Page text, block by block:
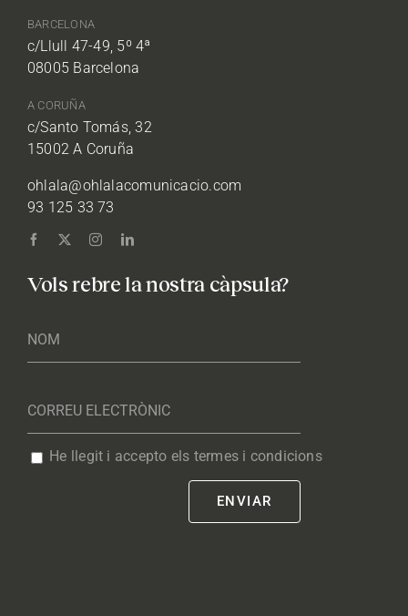
BARCELONA
c/Llull 47-49, 5º 4ª
08005 Barcelona
A CORUÑA
c/Santo Tomás, 32
15002 A Coruña
ohlala@ohlalacomunicacio.com
93 125 33 73
Vols rebre la nostra càpsula?
He llegit i accepto els termes i condicions